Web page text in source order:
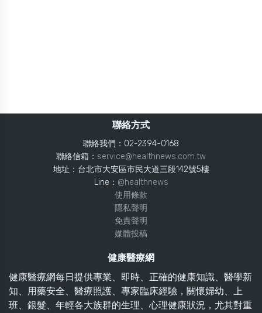
聯絡方式
聯絡我們：02-2394-0168
聯絡信箱： service@healthnews.com.tw
地址：台北市大安區市民大道三段142號5樓
Line： @healthnews
使用條款
隱私聲明
免責聲明
媒體投稿
健康醫療網
健康醫療網每日提供專業、即時、正確的健康知識、醫學新
知、用藥安全、醫療照護、專家臨床經驗，關懷婦幼、上
班、銀髮、年輕各大族群的生理、心理健康狀況，尤其對重